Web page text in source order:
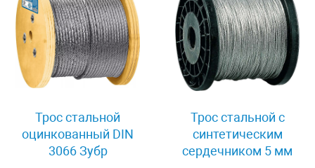
Трос стальной
оцинкованный DIN
3066 Зубр
Трос стальной с
синтетическим
сердечником 5 мм